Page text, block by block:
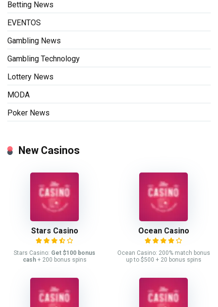
Betting News
EVENTOS
Gambling News
Gambling Technology
Lottery News
MODA
Poker News
New Casinos
Stars Casino
Stars Casino: Get $100 bonus
cash+ 200 bonus spins
Ocean Casino
Ocean Casino: 200% match bonus
up to $500 + 20 bonus spins